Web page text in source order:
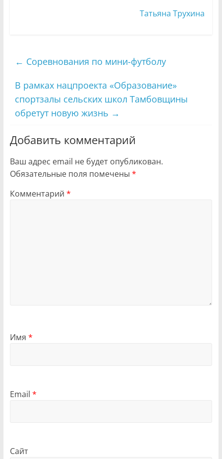
Татьяна Трухина
← Соревнования по мини-футболу
В рамках нацпроекта «Образование»
спортзалы сельских школ Тамбовщины
обретут новую жизнь →
Добавить комментарий
Ваш адрес email не будет опубликован.
Обязательные поля помечены *
Комментарий *
Имя *
Email *
Сайт